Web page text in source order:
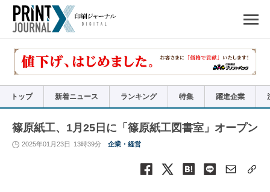
で
リ
トップ 新着ニュース ランキング 特集 躍進企業
篠原紙工、1月25日に「篠原紙工図書室」オープン
2025年01月23日 13時39分 企業・経営